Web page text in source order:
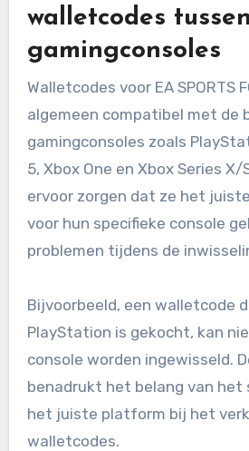
walletcodes tussen
gamingconsoles
Walletcodes voor EA SPORTS
algemeen compatibel met de
gamingconsoles zoals
5, Xbox One en Xbox Series
ervoor zorgen dat ze het
voor hun specifieke console
problemen tijdens de
Bijvoorbeeld, een walletcode
PlayStation is gekocht, kan
console worden ingewisseld.
benadrukt het belang van het
het juiste platform bij het
walletcodes.